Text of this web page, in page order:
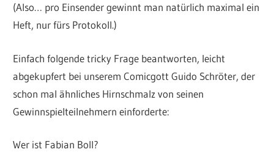
(Also… pro Einsender gewinnt man natürlich maximal ein
Heft, nur fürs Protokoll.)
Einfach folgende tricky Frage beantworten, leicht
abgekupfert bei unserem Comicgott Guido Schröter, der
schon mal ähnliches Hirnschmalz von seinen
Gewinnspielteilnehmern einforderte:
Wer ist Fabian Boll?